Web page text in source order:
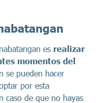
es realizar
momentos del
se pueden hacer
por esta
caso de que no hayas